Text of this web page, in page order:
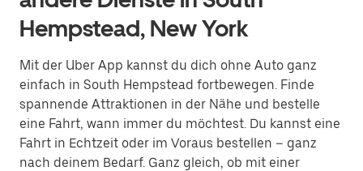
Hempstead, New York
Mit der Uber App kannst du dich ohne Auto ganz
einfach in South Hempstead fortbewegen. Finde
spannende Attraktionen in der Nähe und bestelle
eine Fahrt, wann immer du möchtest. Du kannst eine
Fahrt in Echtzeit oder im Voraus bestellen – ganz
nach deinem Bedarf. Ganz gleich, ob mit einer